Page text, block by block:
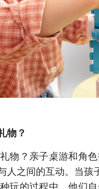
物？
物？亲子桌游和角
人之间的互动。当孩
玩的过程中，他们